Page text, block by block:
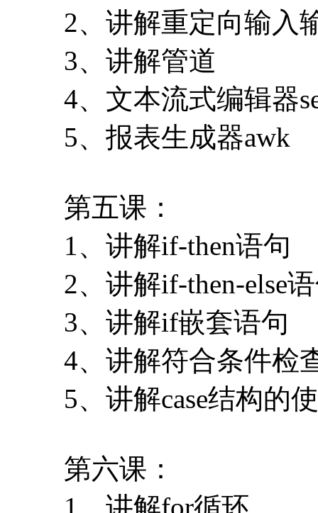
2、讲解重定向输入
3、讲解管道
4、文本流式编辑器
5、报表生成器awk
第五课：
1、讲解if-then语句
2、讲解if-then-else
3、讲解if嵌套语句
4、讲解符合条件检
5、讲解case结构的
第六课：
1、讲解for循环